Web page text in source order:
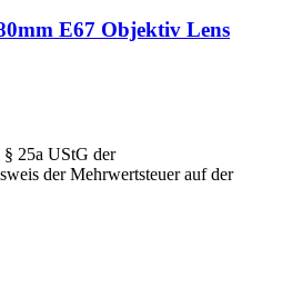
E67 Objektiv Lens
25a UStG der
der Mehrwertsteuer auf der